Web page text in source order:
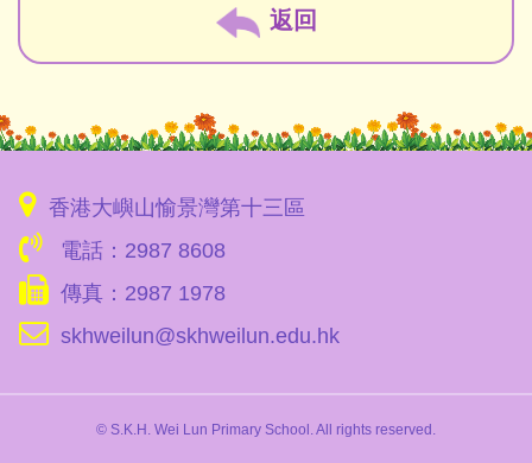
返回
香港大嶼山愉景灣第十三區
電話：2987 8608
傳真：2987 1978
skhweilun@skhweilun.edu.hk
© S.K.H. Wei Lun Primary School. All rights reserved.